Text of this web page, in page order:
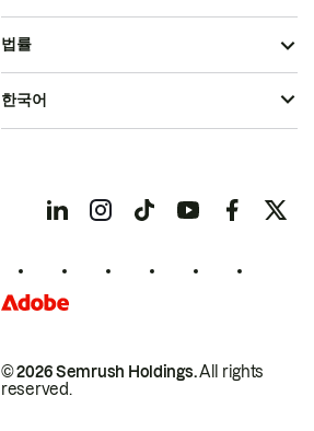
© 2026 Semrush Holdings.All rights
reserved.
법률
한국어